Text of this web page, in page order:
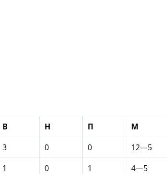
В Н П М
3 0 0 12—5
1 0 1 4—5